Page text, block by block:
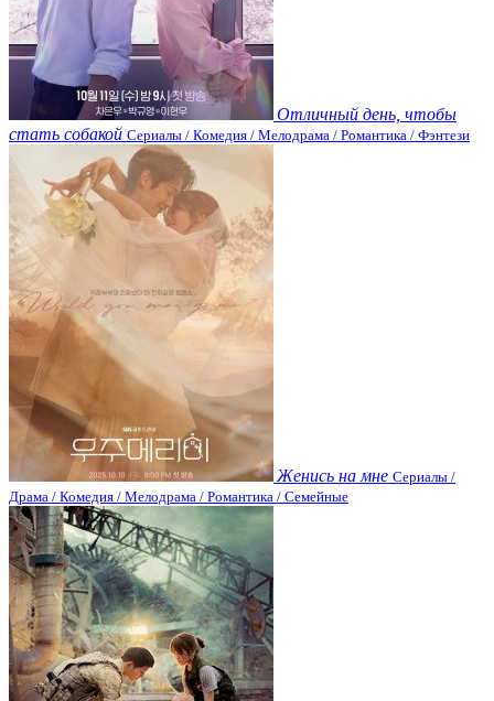
Отличный день, чтобы
стать собакой Сериалы / Комедия / Мелодрама / Романтика / Фэнтези
Женись на мне Сериалы /
Драма / Комедия / Мелодрама / Романтика / Семейные